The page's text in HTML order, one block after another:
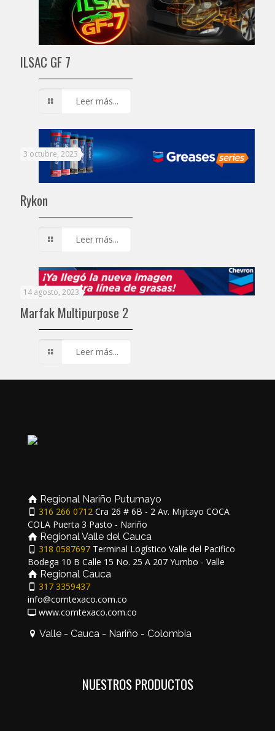
ILSAC GF 7
Leer más...
3 octubre, 2023
Rykon
Leer más...
14 agosto, 2023
Marfak Multipurpose 2
Leer más...
Regional Nariño Putumayo
316 266 0712 Cra 26 # 6B - 2 Av. Mijitayo COCA
COLA Puerta 3 Pasto - Nariño
Regional Valle del Cauca
318 0587697 Terminal Logístico Valle del Pacifico
Bodega 10 B Calle 15 No. 25 A 207 Yumbo - Valle
Regional Cauca
317 3359437
info@comtexaco.com.co
www.comtexaco.com.co
Valle - Cauca - Nariño - Colombia
NUESTROS PRODUCTOS